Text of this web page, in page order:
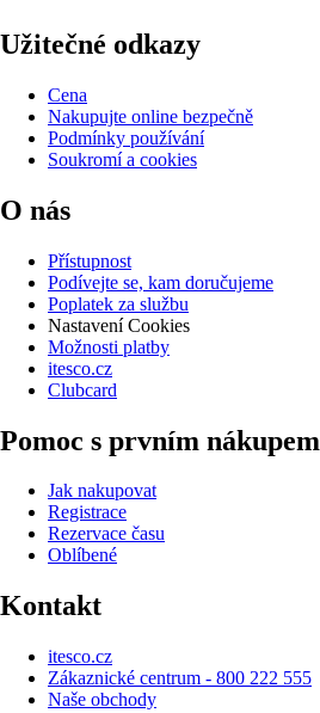
Užitečné odkazy
Cena
Nakupujte online bezpečně
Podmínky používání
Soukromí a cookies
O nás
Přístupnost
Podívejte se, kam doručujeme
Poplatek za službu
Nastavení Cookies
Možnosti platby
itesco.cz
Clubcard
Pomoc s prvním nákupem
Jak nakupovat
Registrace
Rezervace času
Oblíbené
Kontakt
itesco.cz
Zákaznické centrum - 800 222 555
Naše obchody